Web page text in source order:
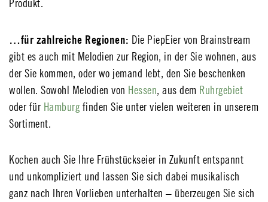
Produkt.
…für zahlreiche Regionen: Die PiepEier von Brainstream
gibt es auch mit Melodien zur Region, in der Sie wohnen, aus
der Sie kommen, oder wo jemand lebt, den Sie beschenken
wollen. Sowohl Melodien von Hessen, aus dem Ruhrgebiet
oder für Hamburg finden Sie unter vielen weiteren in unserem
Sortiment.
Kochen auch Sie Ihre Frühstückseier in Zukunft entspannt
und unkompliziert und lassen Sie sich dabei musikalisch
ganz nach Ihren Vorlieben unterhalten – überzeugen Sie sich